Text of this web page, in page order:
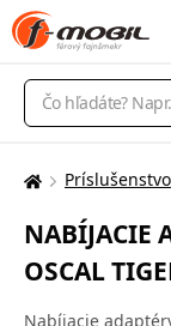
Vyhľadávanie
Tu
nachádzate:
Príslušenstvo
NABÍJACIE
OSCAL
Nabíjacie